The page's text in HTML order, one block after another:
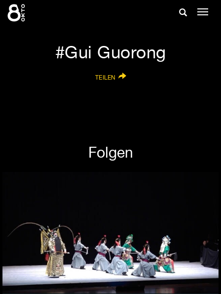
Zum
Inhalt
Suche
Gui Guorong
TEILEN
Folgen